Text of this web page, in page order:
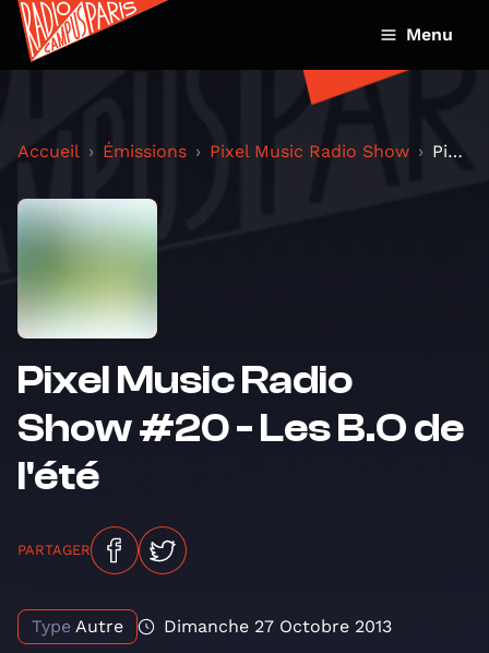
Menu
Accueil Émissions Pixel Music Radio Show Pixel Music Radio Show #20 - Les B.O de l'été
Pixel Music Radio
Show #20 - Les B.O de
l'été
PARTAGER
Type Autre Dimanche 27 Octobre 2013